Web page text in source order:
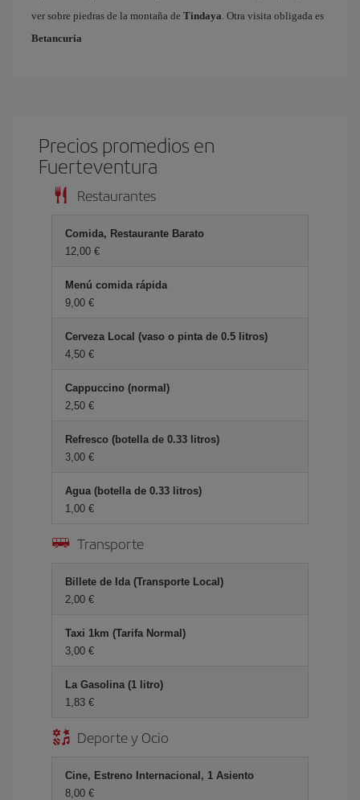
ver sobre piedras de la montaña de Tindaya. Otra visita obligada es
Betancuria
Precios promedios en
Fuerteventura
Restaurantes
Comida, Restaurante Barato
12,00 €
Menú comida rápida
9,00 €
Cerveza Local (vaso o pinta de 0.5 litros)
4,50 €
Cappuccino (normal)
2,50 €
Refresco (botella de 0.33 litros)
3,00 €
Agua (botella de 0.33 litros)
1,00 €
Transporte
Billete de Ida (Transporte Local)
2,00 €
Taxi 1km (Tarifa Normal)
3,00 €
La Gasolina (1 litro)
1,83 €
Deporte y Ocio
Cine, Estreno Internacional, 1 Asiento
8,00 €